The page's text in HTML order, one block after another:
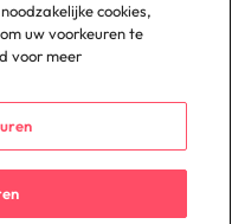
Rights Reserved.
cookies,
uw voorkeuren te
voor meer